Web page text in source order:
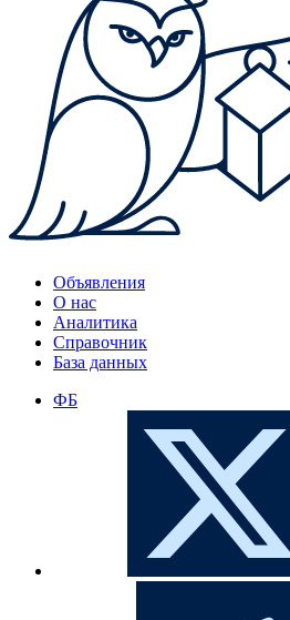
Объявления
О нас
Аналитика
Справочник
База данных
ФБ